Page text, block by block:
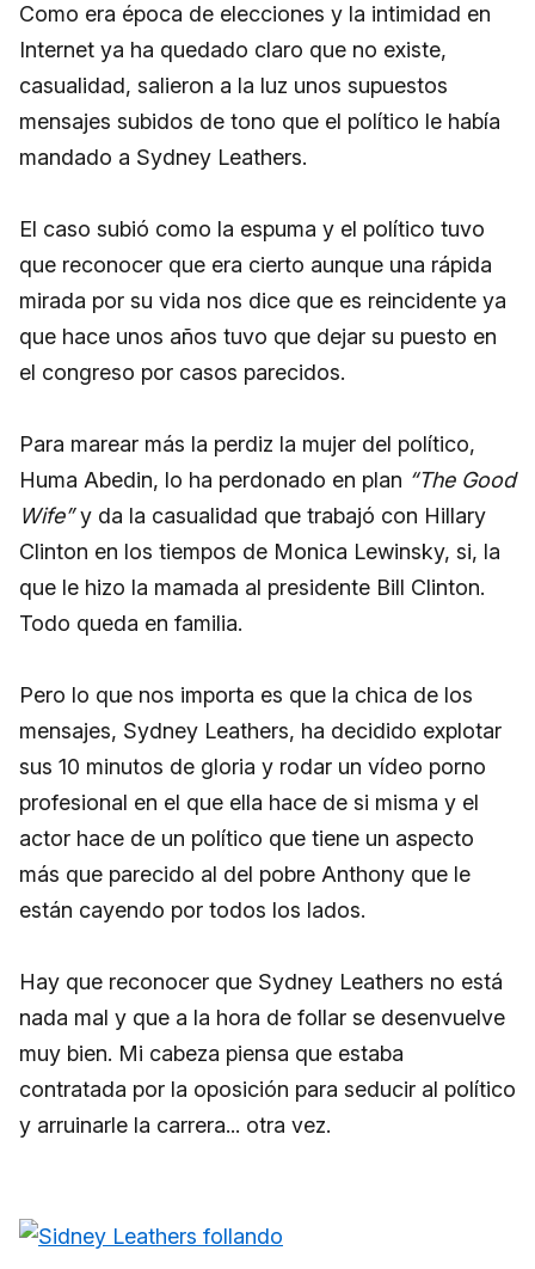
Como era época de elecciones y la intimidad en
Internet ya ha quedado claro que no existe,
casualidad, salieron a la luz unos supuestos
mensajes subidos de tono que el político le había
mandado a Sydney Leathers.
El caso subió como la espuma y el político tuvo
que reconocer que era cierto aunque una rápida
mirada por su vida nos dice que es reincidente ya
que hace unos años tuvo que dejar su puesto en
el congreso por casos parecidos.
Para marear más la perdiz la mujer del político,
Huma Abedin, lo ha perdonado en plan “The Good
Wife”y da la casualidad que trabajó con Hillary
Clinton en los tiempos de Monica Lewinsky, si, la
que le hizo la mamada al presidente Bill Clinton.
Todo queda en familia.
Pero lo que nos importa es que la chica de los
mensajes, Sydney Leathers, ha decidido explotar
sus 10 minutos de gloria y rodar un vídeo porno
profesional en el que ella hace de si misma y el
actor hace de un político que tiene un aspecto
más que parecido al del pobre Anthony que le
están cayendo por todos los lados.
Hay que reconocer que Sydney Leathers no está
nada mal y que a la hora de follar se desenvuelve
muy bien. Mi cabeza piensa que estaba
contratada por la oposición para seducir al político
y arruinarle la carrera... otra vez.